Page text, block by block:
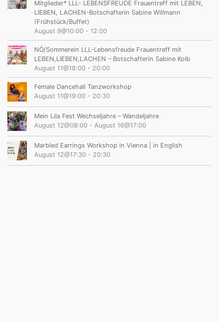
Mitglieder* LLL- LEBENSFREUDE Frauentreff mit LEBEN,
LIEBEN, LACHEN-Botschafterin Sabine Willmann
(Frühstück/Buffet)
August 9@10:00 - 12:00
NÖ/Sommerein LLL-Lebensfreude Frauentreff mit
LEBEN,LIEBEN,LACHEN – Botschafterin Sabine Kolb
August 11@18:00 - 20:00
Female Dancehall Tanzworkshop
August 11@19:00 - 20:30
Mein Lila Fest Wechseljahre – Wandeljahre
August 12@08:00 - August 16@17:00
Marbled Earrings Workshop in Vienna | in English
August 12@17:30 - 20:30